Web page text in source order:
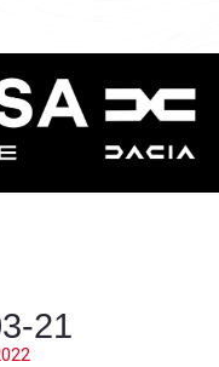
21